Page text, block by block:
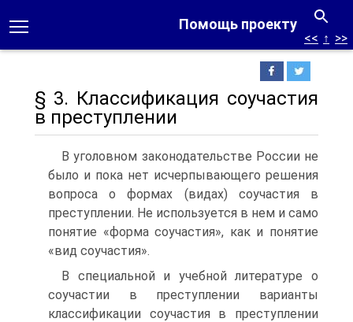
Помощь проекту
<< ↑ >>
§ 3. Классификация соучастия
в преступлении
В уголовном законодательстве России не
было и пока нет исчерпывающего решения
вопроса о формах (видах) соучастия в
преступлении. Не используется в нем и само
понятие «форма соучастия», как и понятие
«вид соучастия».
В специальной и учебной литературе о
соучастии в преступлении варианты
классификации соучастия в преступлении